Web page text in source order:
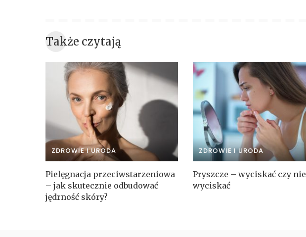
Także czytają
ZDROWIE I URODA
Pielęgnacja przeciwstarzeniowa
– jak skutecznie odbudować
jędrność skóry?
ZDROWIE I URODA
Pryszcze – wyciskać czy nie
wyciskać